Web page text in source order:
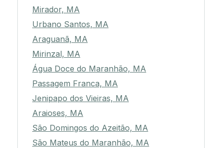
Mirador, MA
Urbano Santos, MA
Araguanã, MA
Mirinzal, MA
Água Doce do Maranhão, MA
Passagem Franca, MA
Jenipapo dos Vieiras, MA
Araioses, MA
São Domingos do Azeitão, MA
São Mateus do Maranhão, MA